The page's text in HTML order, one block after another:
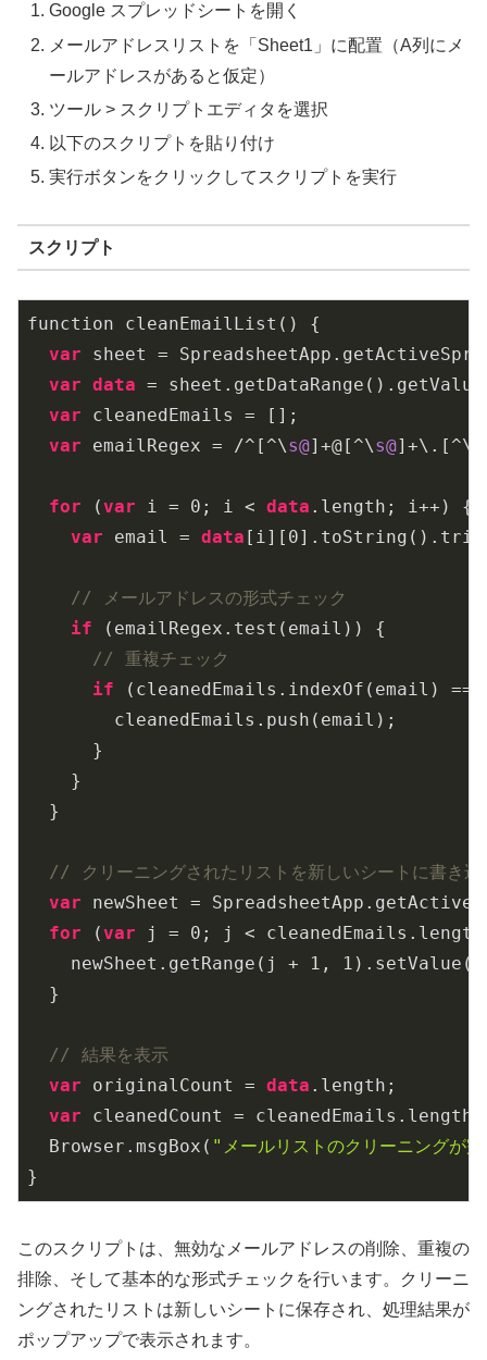
Google スプレッドシートを開く
メールアドレスリストを「Sheet1」に配置（A列にメ
ールアドレスがあると仮定）
ツール > スクリプトエディタを選択
以下のスクリプトを貼り付け
実行ボタンをクリックしてスクリプトを実行
スクリプト
function cleanEmailList() {
var sheet =
var data =
var cleanedEmails = [];
var emailRegex = /^[^\s@]+@[^\s@]+\.[^\
for (var i = 0 ; i < data .length; i++) {
var email = data [i][ 0
// メールアドレスの形式チェック
if (emailRegex.test(email)) {
// 重複チェック
if (cleanedEmails.indexOf(email)
        cleanedEmails.push(email);
      }
    }
  }
// クリーニングされたリストを新しいシートに書き込
var newSheet =
for (var j = 0 ; j <
    newSheet.getRange(j +
1 , 1
  }
// 結果を表示
var originalCount = data .length;
var cleanedCount = cleanedEmails.length;
  Browser.msgBox(
"メールリストのクリーニング
}
このスクリプトは、無効なメールアドレスの削除、重複の
排除、そして基本的な形式チェックを行います。クリーニ
ングされたリストは新しいシートに保存され、処理結果が
ポップアップで表示されます。